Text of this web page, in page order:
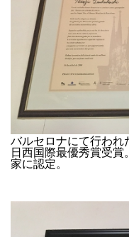
バルセロナにて行わ
日西国際最優秀賞受
家に認定。